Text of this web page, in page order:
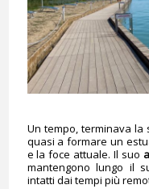
Un tempo, terminava
quasi a formare un
e la foce attuale. Il suo
mantengono lungo il
intatti dai tempi più